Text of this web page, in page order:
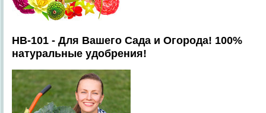
HB-101 - Для Вашего Сада и Огорода! 100%
натуральные удобрения!